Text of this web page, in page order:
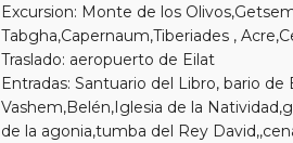
Excursion: Monte de los
Tabgha,Capernaum,Tiberiades ,
Traslado: aeropuerto de Eilat
Entradas: Santuario del Libro, bario
Vashem,Belén,Iglesia de la
de la agonia,tumba del Rey